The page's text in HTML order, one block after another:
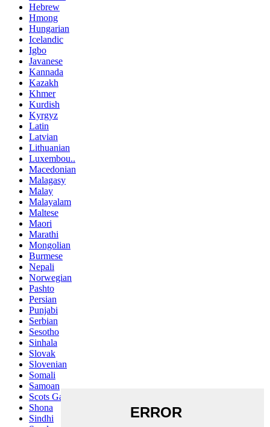
Hebrew
Hmong
Hungarian
Icelandic
Igbo
Javanese
Kannada
Kazakh
Khmer
Kurdish
Kyrgyz
Latin
Latvian
Lithuanian
Luxembou..
Macedonian
Malagasy
Malay
Malayalam
Maltese
Maori
Marathi
Mongolian
Burmese
Nepali
Norwegian
Pashto
Persian
Punjabi
Serbian
Sesotho
Sinhala
Slovak
Slovenian
Somali
Samoan
Scots Gaelic
Shona
Sindhi